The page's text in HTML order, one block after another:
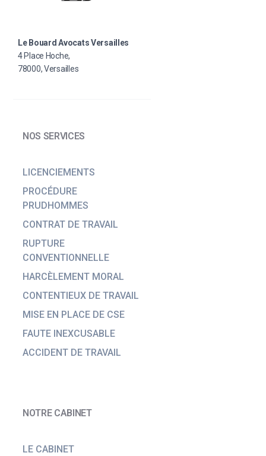
Le Bouard Avocats Versailles
4 Place Hoche,
78000, Versailles
NOS SERVICES
LICENCIEMENTS
PROCÉDURE
PRUDHOMMES
CONTRAT DE TRAVAIL
RUPTURE
CONVENTIONNELLE
HARCÈLEMENT MORAL
CONTENTIEUX DE TRAVAIL
MISE EN PLACE DE CSE
FAUTE INEXCUSABLE
ACCIDENT DE TRAVAIL
NOTRE CABINET
LE CABINET